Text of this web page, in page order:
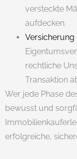
versteckte
aufdecken.
Versicherung
rechtliche
Transaktion
Wer jede Phase
bewusst und
erfolgreiche,